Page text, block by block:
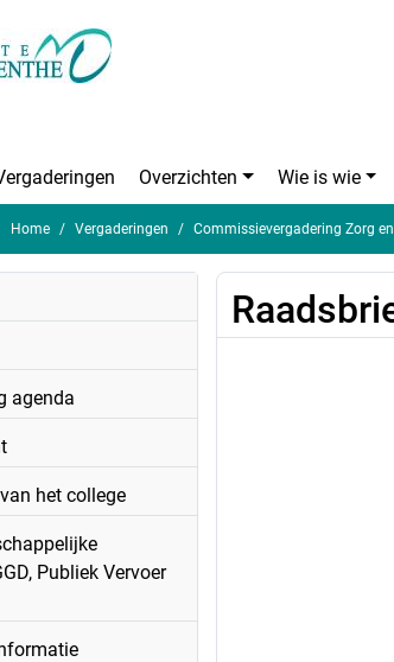
Overzichten Wie is wie
Home Vergaderingen Commissievergadering Zorg
agenda
het college
Publiek Vervoer